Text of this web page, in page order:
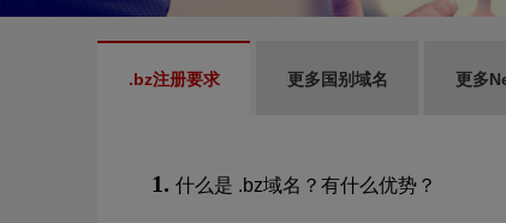
.bz注册要求 更多国别域名 更多
1. 什么是 .bz域名？有什么优势？